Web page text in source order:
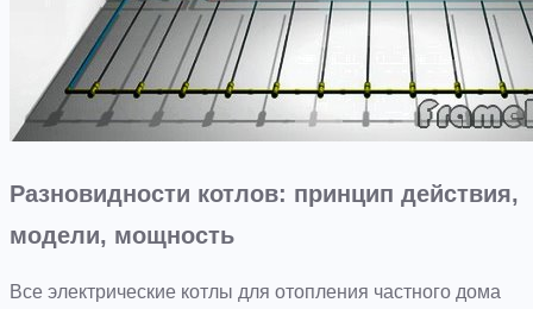
Разновидности котлов: принцип действия,
модели, мощность
Все электрические котлы для отопления частного дома